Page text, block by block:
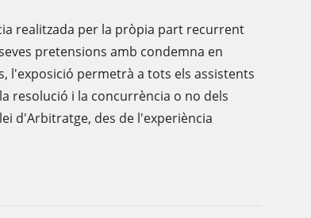
realitzada per la pròpia part recurrent
pretensions amb condemna en
l'exposició permetrà a tots els assistents
resolució i la concurrència o no dels
d'Arbitratge, des de l'experiència